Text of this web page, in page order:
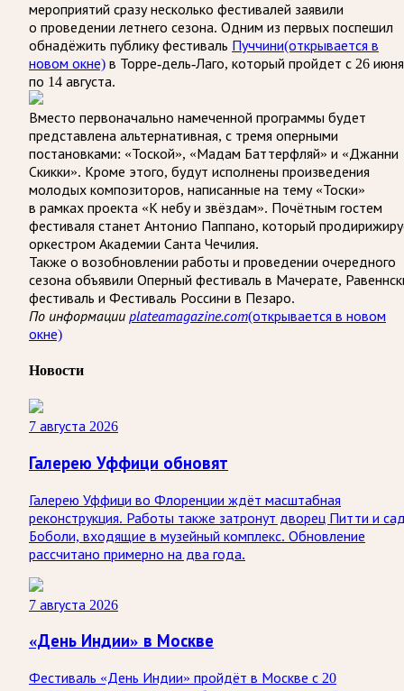
мероприятий сразу несколько фестивалей заявили
о проведении летнего сезона. Одним из первых поспешил
обнадёжить публику фестиваль Пуччини(открывается в
новом окне) в Торре-дель-Лаго, который пройдет с 26 июня
по 14 августа.
Вместо первоначально намеченной программы будет
представлена альтернативная, с тремя оперными
постановками: «Тоской», «Мадам Баттерфляй» и «Джанни
Скикки». Кроме этого, будут исполнены произведения
молодых композиторов, написанные на тему «Тоски»
в рамках проекта «К небу и звёздам». Почётным гостем
фестиваля станет Антонио Паппано, который
оркестром Академии Санта Чечилия.
Также о возобновлении работы и проведении очередного
сезона объявили Оперный фестиваль в Мачерате,
фестиваль и Фестиваль Россини в Пезаро.
По информации plateamagazine.com(открывается в новом
окне)
Новости
7 августа 2026
Галерею Уффици обновят
Галерею Уффици во Флоренции ждёт масштабная
реконструкция. Работы также затронут дворец Питти и
Боболи, входящие в музейный комплекс. Обновление
рассчитано примерно на два года.
7 августа 2026
«День Индии» в Москве
Фестиваль «День Индии» пройдёт в Москве с 20